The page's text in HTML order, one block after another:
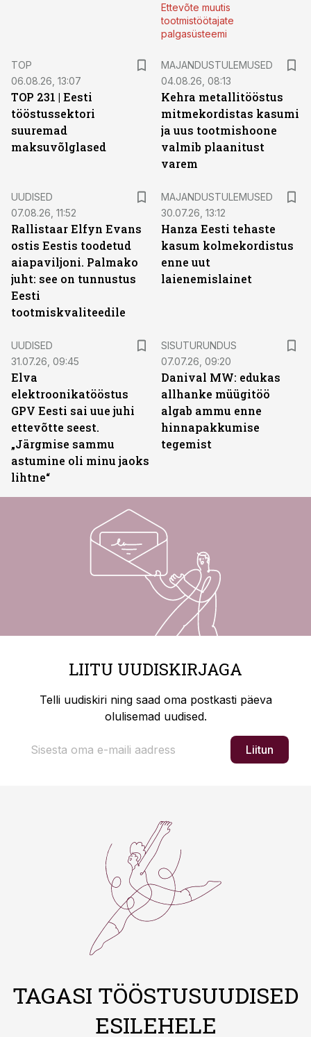
Ettevõte muutis
tootmistöötajate
palgasüsteemi
TOP
06.08.26, 13:07
TOP 231 | Eesti
tööstussektori
suuremad
maksuvõlglased
MAJANDUSTULEMUSED
04.08.26, 08:13
Kehra metallitööstus
mitmekordistas kasumi
ja uus tootmishoone
valmib plaanitust
varem
UUDISED
07.08.26, 11:52
Rallistaar Elfyn Evans
ostis Eestis toodetud
aiapaviljoni. Palmako
juht: see on tunnustus
Eesti
tootmiskvaliteedile
MAJANDUSTULEMUSED
30.07.26, 13:12
Hanza Eesti tehaste
kasum kolmekordistus
enne uut
laienemislainet
UUDISED
31.07.26, 09:45
Elva
elektroonikatööstus
GPV Eesti sai uue juhi
ettevõtte seest.
„Järgmise sammu
astumine oli minu jaoks
lihtne“
SISUTURUNDUS
07.07.26, 09:20
Danival MW: edukas
allhanke müügitöö
algab ammu enne
hinnapakkumise
tegemist
LIITU UUDISKIRJAGA
Telli uudiskiri ning saad oma postkasti päeva
olulisemad uudised.
Liitun
TAGASI TÖÖSTUSUUDISED
ESILEHELE